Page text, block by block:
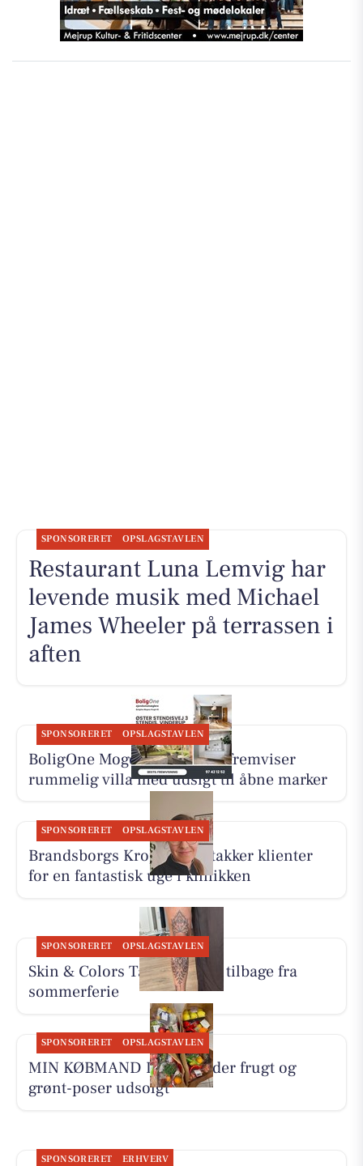
SPONSORERET OPSLAGSTAVLEN
Restaurant Luna Lemvig har
levende musik med Michael
James Wheeler på terrassen i
aften
SPONSORERET OPSLAGSTAVLEN
BoligOne Mogens Kragh I/S fremviser
rummelig villa med udsigt til åbne marker
SPONSORERET OPSLAGSTAVLEN
Brandsborgs Kropsterapi takker klienter
for en fantastisk uge i klinikken
SPONSORERET OPSLAGSTAVLEN
Skin & Colors Tattoo ApS er tilbage fra
sommerferie
SPONSORERET OPSLAGSTAVLEN
MIN KØBMAND I ASP melder frugt og
grønt-poser udsolgt
SPONSORERET ERHVERV